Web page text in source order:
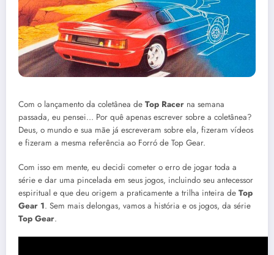
Com o lançamento da coletânea de Top Racer na semana
passada, eu pensei… Por quê apenas escrever sobre a coletânea?
Deus, o mundo e sua mãe já escreveram sobre ela, fizeram vídeos
e fizeram a mesma referência ao Forró de Top Gear.
Com isso em mente, eu decidi cometer o erro de jogar toda a
série e dar uma pincelada em seus jogos, incluindo seu antecessor
espiritual e que deu origem a praticamente a trilha inteira de Top
Gear 1. Sem mais delongas, vamos a história e os jogos, da série
Top Gear.